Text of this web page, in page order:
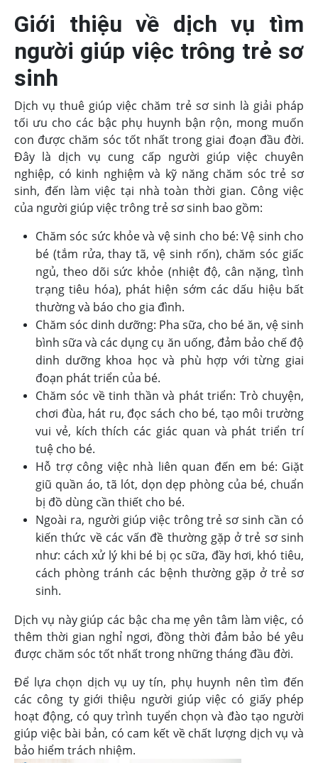
Giới thiệu về dịch vụ tìm
người giúp việc trông trẻ sơ
sinh
Dịch vụ thuê giúp việc chăm trẻ sơ sinh là giải pháp
tối ưu cho các bậc phụ huynh bận rộn, mong muốn
con được chăm sóc tốt nhất trong giai đoạn đầu đời.
Đây là dịch vụ cung cấp người giúp việc chuyên
nghiệp, có kinh nghiệm và kỹ năng chăm sóc trẻ sơ
sinh, đến làm việc tại nhà toàn thời gian. Công việc
của người giúp việc trông trẻ sơ sinh bao gồm:
Chăm sóc sức khỏe và vệ sinh cho bé: Vệ sinh cho
bé (tắm rửa, thay tã, vệ sinh rốn), chăm sóc giấc
ngủ, theo dõi sức khỏe (nhiệt độ, cân nặng, tình
trạng tiêu hóa), phát hiện sớm các dấu hiệu bất
thường và báo cho gia đình.
Chăm sóc dinh dưỡng: Pha sữa, cho bé ăn, vệ sinh
bình sữa và các dụng cụ ăn uống, đảm bảo chế độ
dinh dưỡng khoa học và phù hợp với từng giai
đoạn phát triển của bé.
Chăm sóc về tinh thần và phát triển: Trò chuyện,
chơi đùa, hát ru, đọc sách cho bé, tạo môi trường
vui vẻ, kích thích các giác quan và phát triển trí
tuệ cho bé.
Hỗ trợ công việc nhà liên quan đến em bé: Giặt
giũ quần áo, tã lót, dọn dẹp phòng của bé, chuẩn
bị đồ dùng cần thiết cho bé.
Ngoài ra, người giúp việc trông trẻ sơ sinh cần có
kiến thức về các vấn đề thường gặp ở trẻ sơ sinh
như: cách xử lý khi bé bị ọc sữa, đầy hơi, khó tiêu,
cách phòng tránh các bệnh thường gặp ở trẻ sơ
sinh.
Dịch vụ này giúp các bậc cha mẹ yên tâm làm việc, có
thêm thời gian nghỉ ngơi, đồng thời đảm bảo bé yêu
được chăm sóc tốt nhất trong những tháng đầu đời.
Để lựa chọn dịch vụ uy tín, phụ huynh nên tìm đến
các công ty giới thiệu người giúp việc có giấy phép
hoạt động, có quy trình tuyển chọn và đào tạo người
giúp việc bài bản, có cam kết về chất lượng dịch vụ và
bảo hiểm trách nhiệm.